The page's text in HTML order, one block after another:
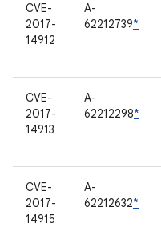
CVE-
2017-
14912
A-
62212739*
CVE-
2017-
14913
A-
62212298*
CVE-
2017-
14915
A-
62212632*